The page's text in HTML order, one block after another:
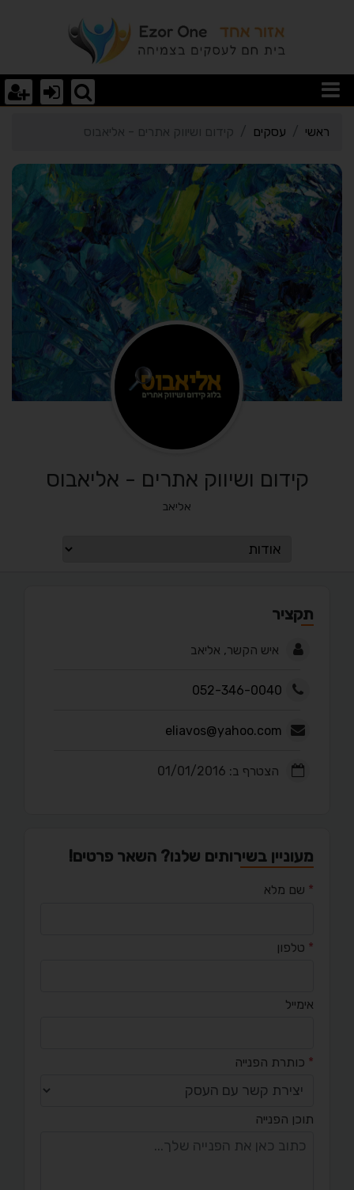
פרטי כרטיס העסק קידום
ראשי עסקים קידום ושיווק אתרים - אליאבוס
קידום ושיווק אתרים - אליאבוס
אליאב
תקציר
איש הקשר, אליאב
052-346-0040
eliavos@yahoo.com
הצטרף ב: 01/01/2016
מעוניין בשירותים שלנו? השאר פרטים!
* שם מלא
* טלפון
אימייל
* כותרת הפנייה
תוכן הפנייה